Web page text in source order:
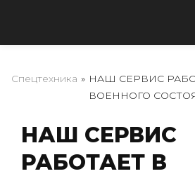
Спецтехника » НАШ СЕРВИС
ВОЕННОГО
НАШ СЕРВИС
РАБОТАЕТ В